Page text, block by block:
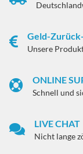
Geld-
Unsere
ONLINE
Schnell und
LIVE CHAT
Nicht lange